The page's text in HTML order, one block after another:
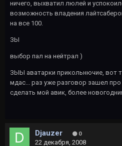
ничего, выхватил люлей и
возможность владения
на все 100.
ЗЫ
выбор пал на нейтрал )
ЗЫЫ аватарки прикольнючие, вот
мдас... раз уже разговор зашел
сделать мой авик, более
Djauzer 0
22 декабря, 2008